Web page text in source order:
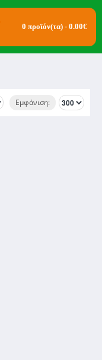
0 προϊόν(τα) - 0.00€
Εμφάνιση: